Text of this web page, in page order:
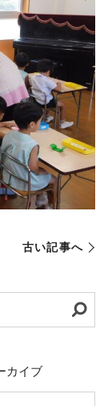
古い記事へ
カイブ